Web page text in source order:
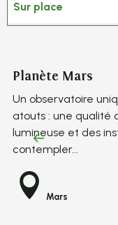
Sur place
Planète Mars
Un observatoire
atouts : une qualité
lumineuse et des
contempler...
Mars